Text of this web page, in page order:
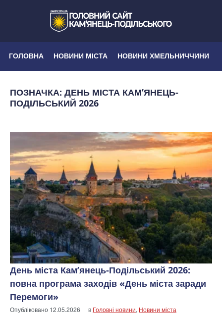
ГОЛОВНА НОВИНИ МІСТА НОВИНИ ХМЕЛЬНИЧЧИНИ
ПОЗНАЧКА: ДЕНЬ МІСТА КАМ’ЯНЕЦЬ-
ПОДІЛЬСЬКИЙ 2026
День міста Кам’янець-Подільський 2026:
повна програма заходів «День міста заради
Перемоги»
Опубліковано 12.05.2026 в Головні новини, Новини міста